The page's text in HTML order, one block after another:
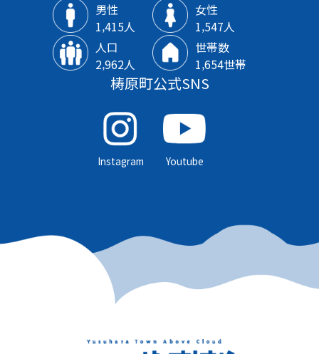
男性
1‚415人
女性
1‚547人
人口
2‚962人
世帯数
1‚654世帯
梼原町公式SNS
Instagram Youtube